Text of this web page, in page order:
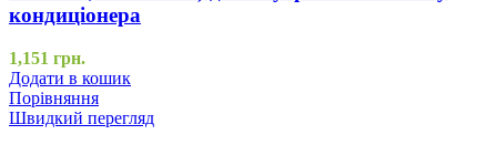
кондиціонера
1,151 грн.
Додати в кошик
Порівняння
Швидкий перегляд